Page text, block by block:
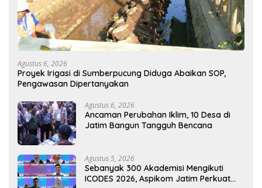
Agustus 6, 2026
Proyek Irigasi di Sumberpucung Diduga Abaikan SOP,
Pengawasan Dipertanyakan
Agustus 6, 2026
Ancaman Perubahan Iklim, 10 Desa di
Jatim Bangun Tangguh Bencana
Agustus 5, 2026
Sebanyak 300 Akademisi Mengikuti
ICODES 2026, Aspikom Jatim Perkuat